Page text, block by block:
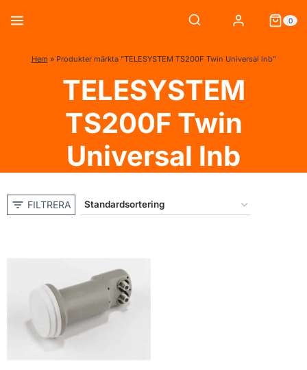
0
Hem » Produkter märkta ”TELESYSTEM TS200F Twin Universal lnb”
TELESYSTEM
TS200F Twin
Universal lnb
FILTRERA